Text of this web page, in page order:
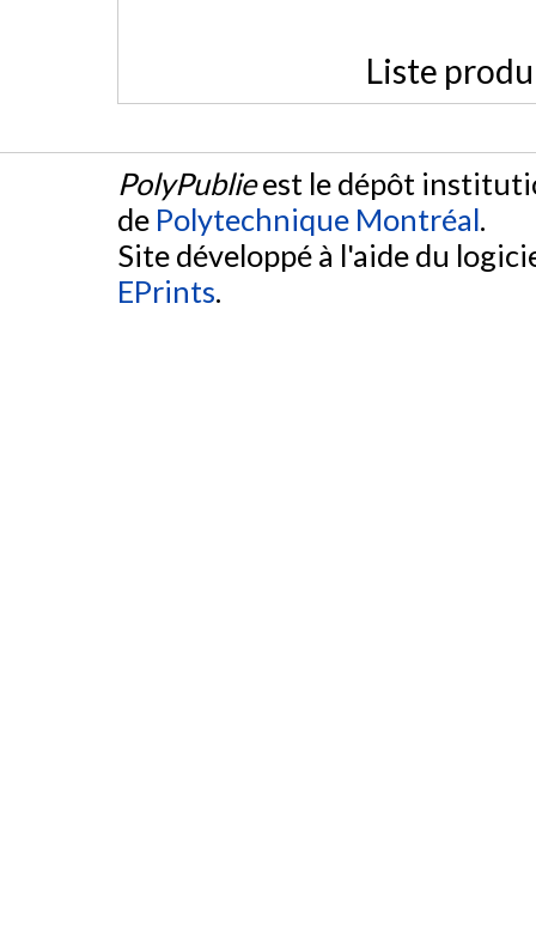
Liste
PolyPublieest le dépôt
de Polytechnique Montréal.
Site développé à l'aide du
EPrints.